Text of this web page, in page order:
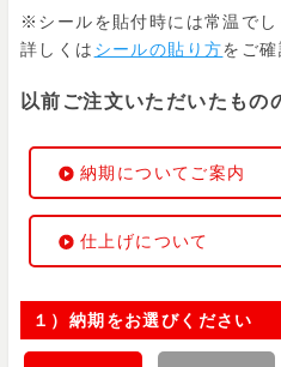
※シールを貼付時には常温で
詳しくは シールの貼り方をご
以前ご注文いただいたも
納期についてご案内
仕上げについて
１）納期をお選びください